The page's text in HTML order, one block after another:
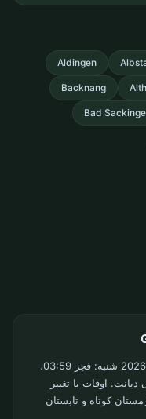
Aldingen
Backnang
Bad
اوقات نماز در Gottmadingen در 8 اوت 2026 شنبه: فجر 03:59،
دیانت. اوقات با تغییر
کوتاه و تابستان